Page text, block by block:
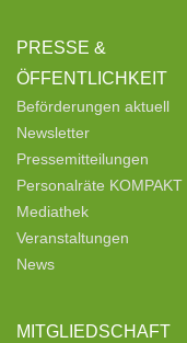
PRESSE &
ÖFFENTLICHKEIT
Beförderungen aktuell
Newsletter
Pressemitteilungen
Personalräte KOMPAKT
Mediathek
Veranstaltungen
News
MITGLIEDSCHAFT